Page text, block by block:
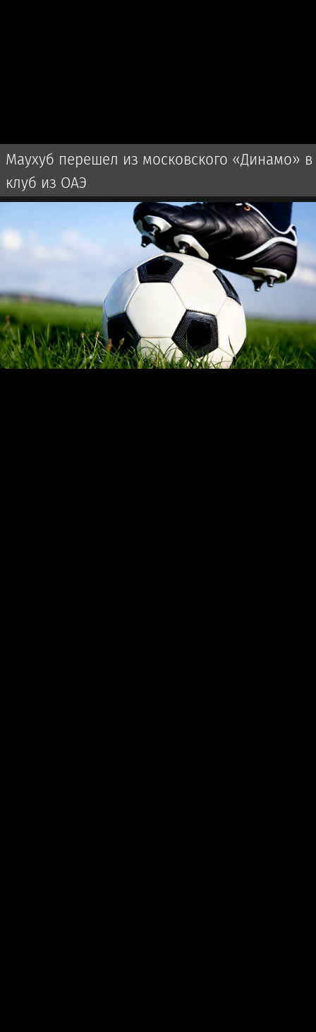
Маухуб перешел из московского «Динамо» в
клуб из ОАЭ